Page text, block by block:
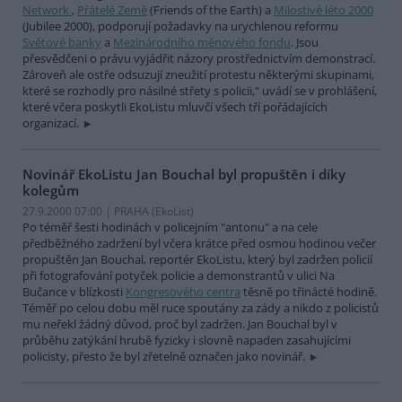
Network , Přátelé Země(Friends of the Earth) a Milostivé léto 2000
(Jubilee 2000), podporují požadavky na urychlenou reformu
Světové banky a Mezinárodního měnového fondu. Jsou
přesvědčeni o právu vyjádřit názory prostřednictvím demonstrací.
Zároveň ale ostře odsuzují zneužití protestu některými skupinami,
které se rozhodly pro násilné střety s policii," uvádí se v prohlášení,
které včera poskytli EkoListu mluvčí všech tří pořádajících
organizací.
Novinář EkoListu Jan Bouchal byl propuštěn i díky
kolegům
27.9.2000 07:00 | PRAHA (EkoList)
Po téměř šesti hodinách v policejním "antonu" a na cele
předběžného zadržení byl včera krátce před osmou hodinou večer
propuštěn Jan Bouchal, reportér EkoListu, který byl zadržen policií
při fotografování potyček policie a demonstrantů v ulici Na
Bučance v blízkosti Kongresového centra těsně po třinácté hodině.
Téměř po celou dobu měl ruce spoutány za zády a nikdo z policistů
mu neřekl žádný důvod, proč byl zadržen. Jan Bouchal byl v
průběhu zatýkání hrubě fyzicky i slovně napaden zasahujícími
policisty, přesto že byl zřetelně označen jako novinář.